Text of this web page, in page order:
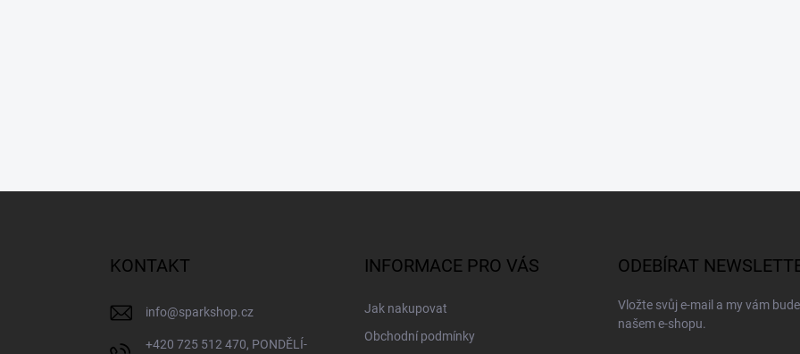
KONTAKT
info@sparkshop.cz
+420 725 512 470, PONDĚLÍ-
INFORMACE PRO VÁS
Jak nakupovat
Obchodní podmínky
ODEBÍRAT
Vložte svůj e-mail a my vám
našem e-shopu.